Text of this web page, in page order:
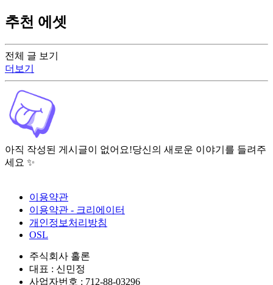
전체 글 보기
더보기
아직 작성된 게시글이 없어요!당신의 새로운 이야기를 들려주
세요 ✨
추천 에셋
이용약관
이용약관 - 크리에이터
개인정보처리방침
OSL
주식회사 홀론
대표 : 신민정
사업자번호 : 712-88-03296